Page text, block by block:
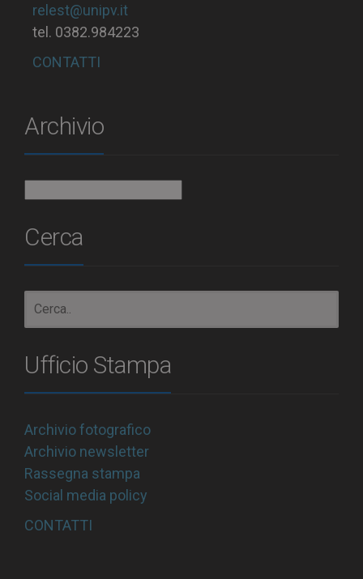
relest@unipv.it
tel. 0382.984223
CONTATTI
Archivio
Cerca
Ufficio Stampa
Archivio fotografico
Archivio newsletter
Rassegna stampa
Social media policy
CONTATTI